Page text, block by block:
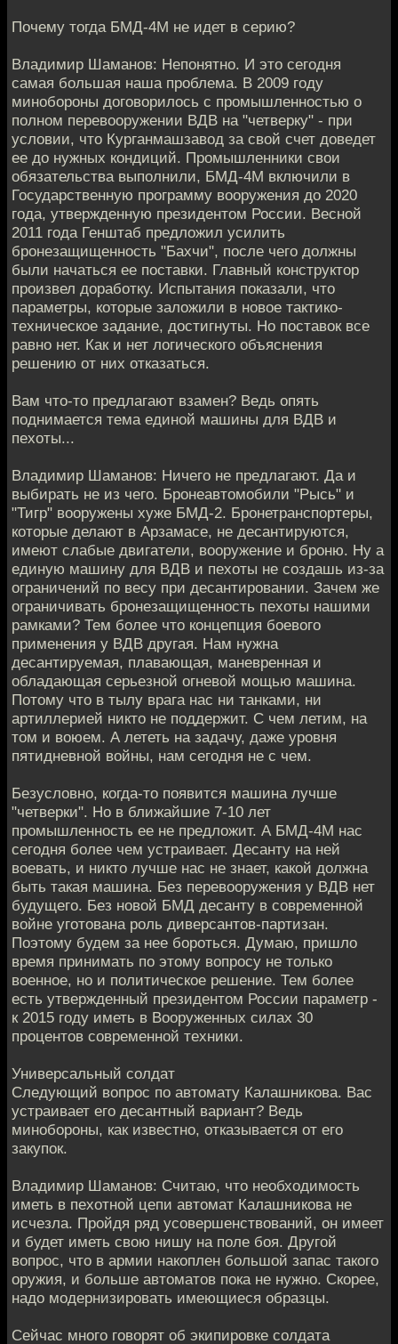
Почему тогда БМД-4М не идет в серию?
Владимир Шаманов: Непонятно. И это сегодня
самая большая наша проблема. В 2009 году
минобороны договорилось с промышленностью о
полном перевооружении ВДВ на "четверку" - при
условии, что Курганмашзавод за свой счет доведет
ее до нужных кондиций. Промышленники свои
обязательства выполнили, БМД-4М включили в
Государственную программу вооружения до 2020
года, утвержденную президентом России. Весной
2011 года Генштаб предложил усилить
бронезащищенность "Бахчи", после чего должны
были начаться ее поставки. Главный конструктор
произвел доработку. Испытания показали, что
параметры, которые заложили в новое тактико-
техническое задание, достигнуты. Но поставок все
равно нет. Как и нет логического объяснения
решению от них отказаться.
Вам что-то предлагают взамен? Ведь опять
поднимается тема единой машины для ВДВ и
пехоты...
Владимир Шаманов: Ничего не предлагают. Да и
выбирать не из чего. Бронеавтомобили "Рысь" и
"Тигр" вооружены хуже БМД-2. Бронетранспортеры,
которые делают в Арзамасе, не десантируются,
имеют слабые двигатели, вооружение и броню. Ну а
единую машину для ВДВ и пехоты не создашь из-за
ограничений по весу при десантировании. Зачем же
ограничивать бронезащищенность пехоты нашими
рамками? Тем более что концепция боевого
применения у ВДВ другая. Нам нужна
десантируемая, плавающая, маневренная и
обладающая серьезной огневой мощью машина.
Потому что в тылу врага нас ни танками, ни
артиллерией никто не поддержит. С чем летим, на
том и воюем. А лететь на задачу, даже уровня
пятидневной войны, нам сегодня не с чем.
Безусловно, когда-то появится машина лучше
"четверки". Но в ближайшие 7-10 лет
промышленность ее не предложит. А БМД-4М нас
сегодня более чем устраивает. Десанту на ней
воевать, и никто лучше нас не знает, какой должна
быть такая машина. Без перевооружения у ВДВ нет
будущего. Без новой БМД десанту в современной
войне уготована роль диверсантов-партизан.
Поэтому будем за нее бороться. Думаю, пришло
время принимать по этому вопросу не только
военное, но и политическое решение. Тем более
есть утвержденный президентом России параметр -
к 2015 году иметь в Вооруженных силах 30
процентов современной техники.
Универсальный солдат
Следующий вопрос по автомату Калашникова. Вас
устраивает его десантный вариант? Ведь
минобороны, как известно, отказывается от его
закупок.
Владимир Шаманов: Считаю, что необходимость
иметь в пехотной цепи автомат Калашникова не
исчезла. Пройдя ряд усовершенствований, он имеет
и будет иметь свою нишу на поле боя. Другой
вопрос, что в армии накоплен большой запас такого
оружия, и больше автоматов пока не нужно. Скорее,
надо модернизировать имеющиеся образцы.
Сейчас много говорят об экипировке солдата